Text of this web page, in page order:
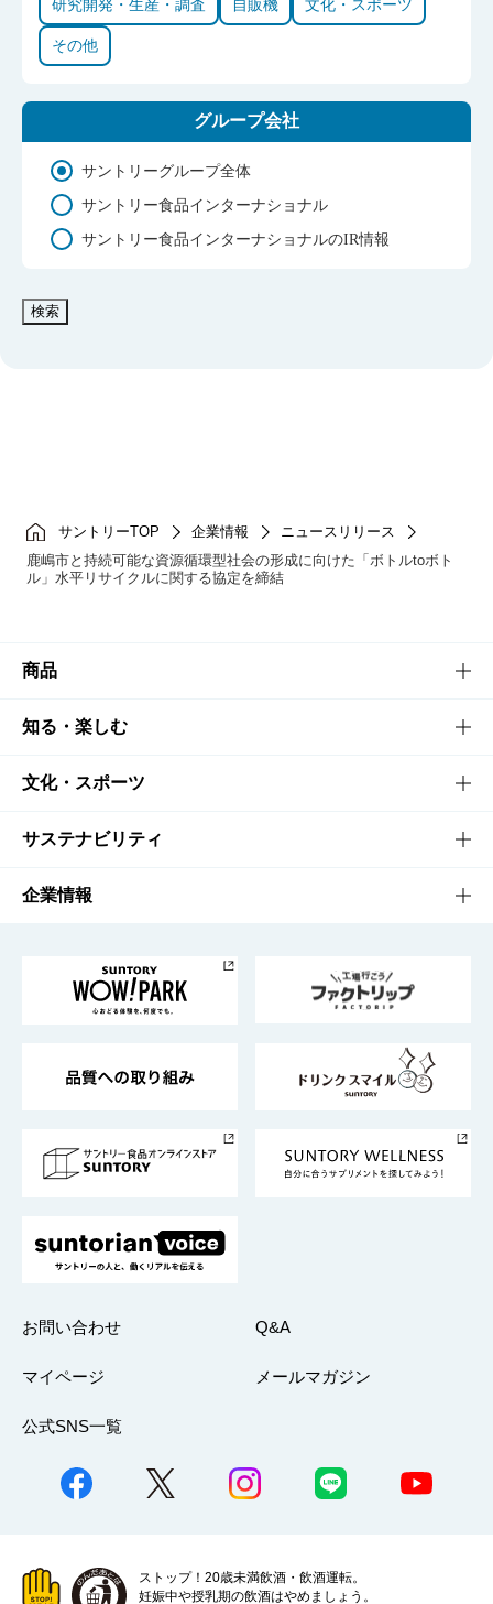
サントリーTOP 企業情報
ニュースリリース
鹿嶋市と持続可能な資源循環型社会の形成に向けた「ボトルtoボト
ル」水平リサイクルに関する協定を締結
研究開発・生産・調査 自販機 文化・スポーツ
その他
グループ会社
サントリーグループ全体
サントリー食品インターナショナル
サントリー食品インターナショナルのIR情報
検索
商品
商品TOP
商品一覧
商品発売情報
栄養成分一覧
知る・楽しむ
知る・楽しむTOP
キャンペーン
工場見学
地域情報
文化・スポーツ
文化・スポーツTOP
サントリーホール
サントリーサンバーズ大阪
サステナビリティ
サステナビリティTOP
サントリーが考えるサステナビリティ経営
企業情報
企業概要
採用情報
お問い合わせ Q&A
マイページ メールマガジン
公式SNS一覧
ストップ！20歳未満飲酒・飲酒運転。
妊娠中や授乳期の飲酒はやめましょう。